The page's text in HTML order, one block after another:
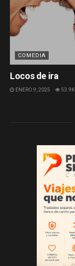
COMEDIA
Locos de ira
ENERO 9, 2025 53.9K